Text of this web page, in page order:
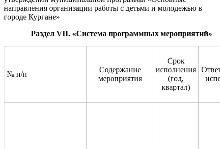
направления организации работы с детьми и молодежью в
городе Кургане»
РазделVII. «Система программных мероприятий»
№ п/п
Содержание
мероприятия
Срок
исполнения
(год,
квартал)